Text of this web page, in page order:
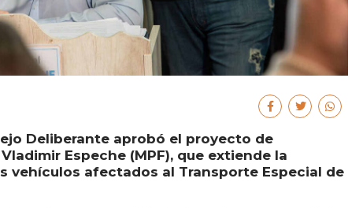
Deliberante aprobó el proyecto de
Espeche (MPF), que extiende la
vehículos afectados al Transporte Especial de